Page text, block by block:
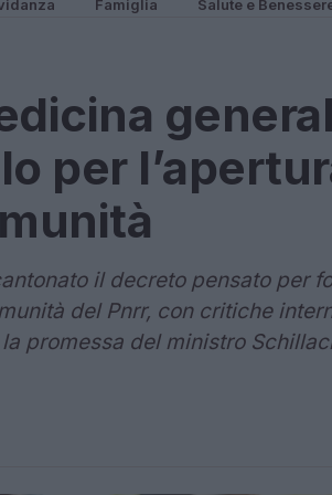
Famiglia Salute e
per
il decreto pensato per
del Pnrr, con critiche
promessa del ministro